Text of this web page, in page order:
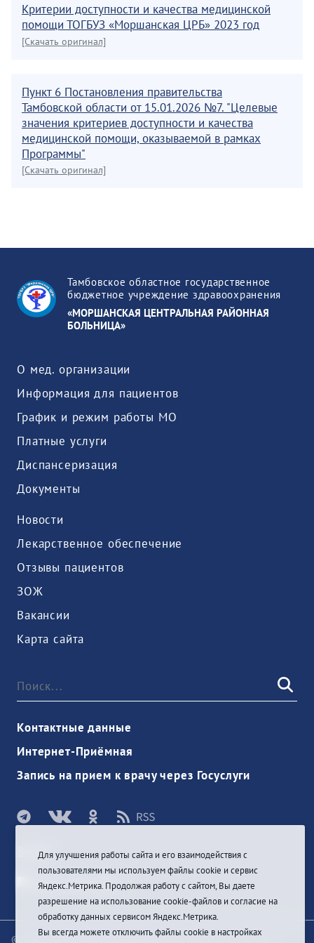
Критерии доступности и качества медицинской
помощи ТОГБУЗ «Моршанская ЦРБ» 2023 год
[Скачать оригинал]
Пункт 6 Постановления правительства
Тамбовской области от 15.01.2026 №7. "Целевые
значения критериев доступности и качества
медицинской помощи, оказываемой в рамках
Программы"
[Скачать оригинал]
Тамбовское областное государственное
бюджетное учреждение здравоохранения
«МОРШАНСКАЯ ЦЕНТРАЛЬНАЯ РАЙОННАЯ
БОЛЬНИЦА»
О мед. организации
Информация для пациентов
График и режим работы МО
Платные услуги
Диспансеризация
Документы
Новости
Лекарственное обеспечение
Отзывы пациентов
ЗОЖ
Вакансии
Карта сайта
Контактные данные
Интернет-Приёмная
Запись на прием к врачу через Госуслуги
Войти
© При цитировании информации с сайта ссылка на
Для улучшения работы сайта и его взаимодействия с
пользователями мы используем файлы cookie и сервис
Яндекс.Метрика. Продолжая работу с сайтом, Вы даете
разрешение на использование cookie-файлов и согласие на
обработку данных сервисом Яндекс.Метрика.
Вы всегда можете отключить файлы cookie в настройках